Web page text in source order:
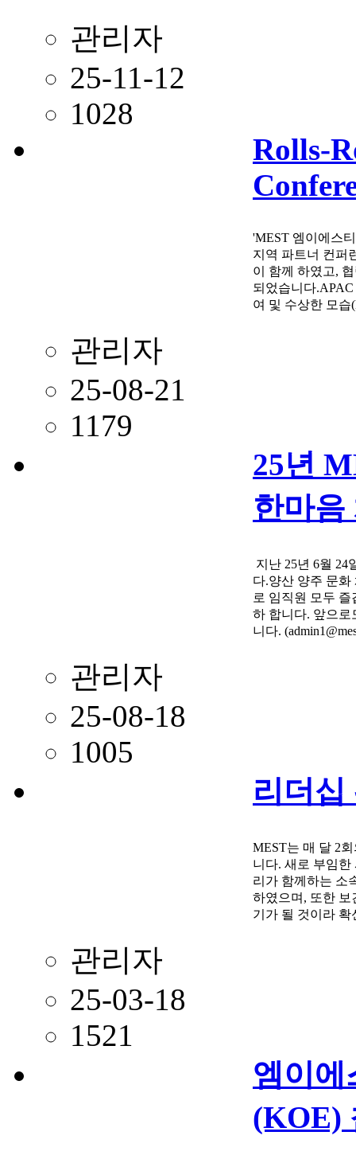
관리자
25-11-12
1028
Rolls-
'MEST 엠이에스
지역 파트너 컨퍼
이 함께 하였고,
되었습니다
여 및 수상한 모
관리자
25-08-21
1179
25년
한마음
지난 25년 6월 24
다.양산 양주 문
로 임직원 모두
하 합니다. 앞으로
니다.
관리자
25-08-18
1005
리더십
MEST는 매 달 2
니다. 새로 부임한
리가 함께하는 소
하였으며, 또한 보
기가 될 것이라
관리자
25-03-18
1521
엠이에
(KOE)